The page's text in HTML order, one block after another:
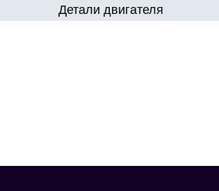
Детали двигателя